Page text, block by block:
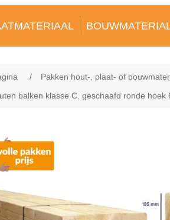
/ Pakken hout-, plaat- of
balken klasse C. geschaafd ronde